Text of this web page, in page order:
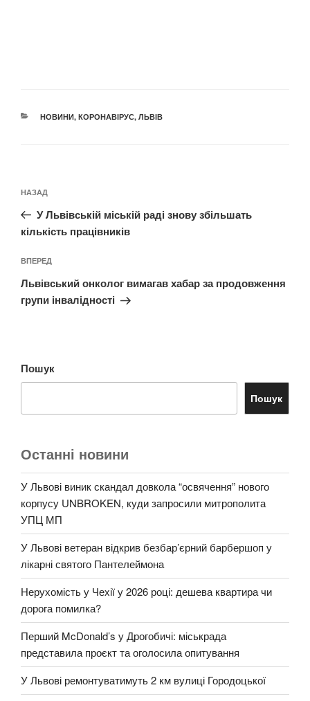
КАТЕГОРІЇ
НОВИНИ, КОРОНАВІРУС, ЛЬВІВ
записів
Попередній
запис:
НАЗАД
У Львівській міській раді знову збільшать
кількість працівників
Наступний
запис
ВПЕРЕД
Львівський онколог вимагав хабар за продовження
групи інвалідності
Пошук
Пошук
Останні новини
У Львові виник скандал довкола “освячення” нового
корпусу UNBROKEN, куди запросили митрополита
УПЦ МП
У Львові ветеран відкрив безбар’єрний барбершоп у
лікарні святого Пантелеймона
Нерухомість у Чехії у 2026 році: дешева квартира чи
дорога помилка?
Перший McDonald’s у Дрогобичі: міськрада
представила проєкт та оголосила опитування
У Львові ремонтуватимуть 2 км вулиці Городоцької